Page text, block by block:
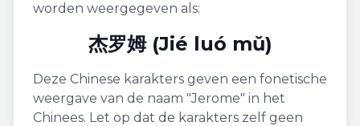
worden weergegeven als:
杰罗姆 (Jié luó mǔ)
Deze Chinese karakters geven een fonetische
weergave van de naam "Jerome" in het
Chinees. Let op dat de karakters zelf geen